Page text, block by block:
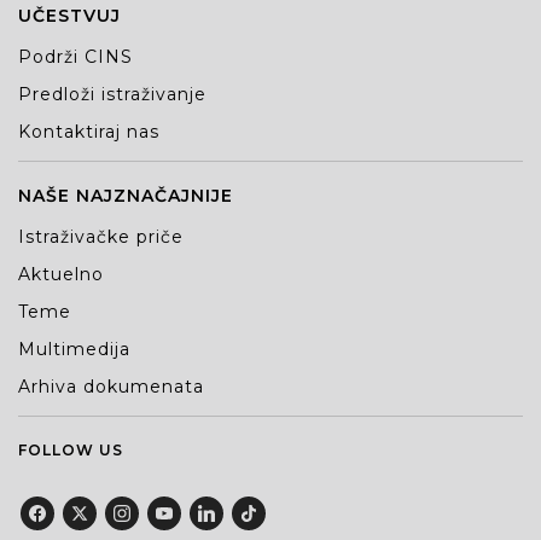
UČESTVUJ
Podrži CINS
Predloži istraživanje
Kontaktiraj nas
NAŠE NAJZNAČAJNIJE
Istraživačke priče
Aktuelno
Teme
Multimedija
Arhiva dokumenata
FOLLOW US